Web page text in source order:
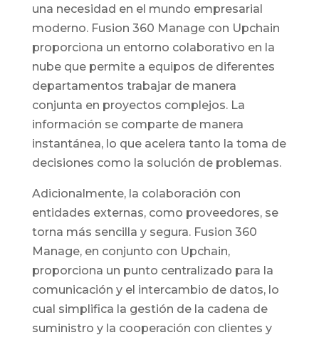
una necesidad en el mundo empresarial
moderno. Fusion 360 Manage con Upchain
proporciona un entorno colaborativo en la
nube que permite a equipos de diferentes
departamentos trabajar de manera
conjunta en proyectos complejos. La
información se comparte de manera
instantánea, lo que acelera tanto la toma de
decisiones como la solución de problemas.
Adicionalmente, la colaboración con
entidades externas, como proveedores, se
torna más sencilla y segura. Fusion 360
Manage, en conjunto con Upchain,
proporciona un punto centralizado para la
comunicación y el intercambio de datos, lo
cual simplifica la gestión de la cadena de
suministro y la cooperación con clientes y